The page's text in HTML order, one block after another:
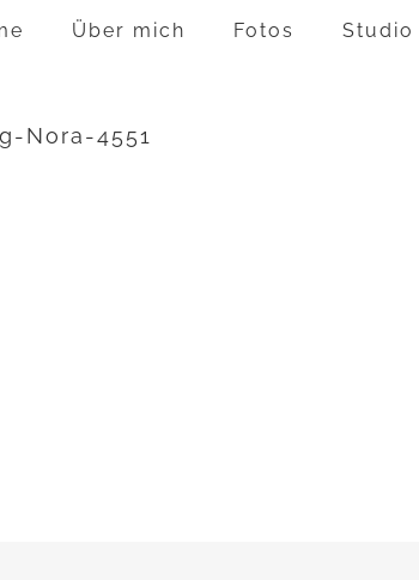
Über mich Fotos Studio
Nora-4551